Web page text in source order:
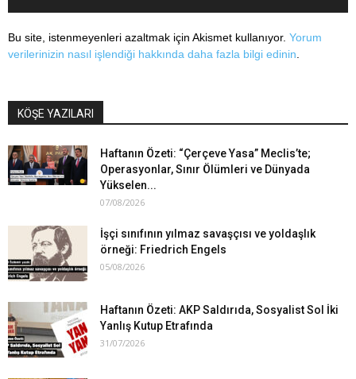
Bu site, istenmeyenleri azaltmak için Akismet kullanıyor. Yorum
verilerinizin nasıl işlendiği hakkında daha fazla bilgi edinin.
KÖŞE YAZILARI
Haftanın Özeti: “Çerçeve Yasa” Meclis’te;
Operasyonlar, Sınır Ölümleri ve Dünyada
Yükselen...
07/08/2026
İşçi sınıfının yılmaz savaşçısı ve yoldaşlık
örneği: Friedrich Engels
05/08/2026
Haftanın Özeti: AKP Saldırıda, Sosyalist Sol İki
Yanlış Kutup Etrafında
31/07/2026